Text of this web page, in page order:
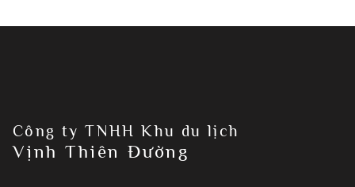
Công ty TNHH Khu du lịch
Vịnh Thiên Đường